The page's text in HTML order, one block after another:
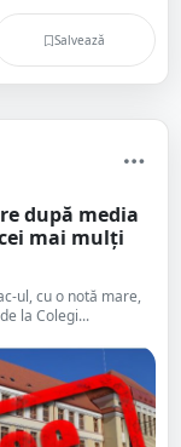
Salvează
după media
mai mulți
ul, cu o notă mare,
la Colegi...